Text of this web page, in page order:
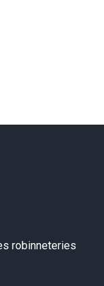
robinneteries